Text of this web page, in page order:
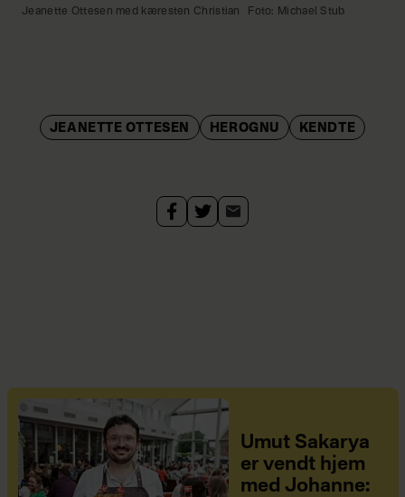
Jeanette Ottesen med kæresten Christian Foto: Michael Stub
JEANETTE OTTESEN HEROGNU KENDTE
Umut Sakarya
er vendt hjem
med Johanne: